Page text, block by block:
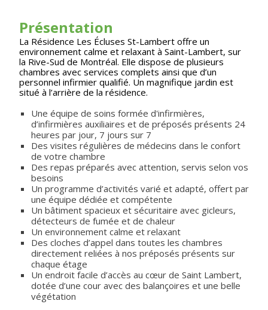
Présentation
La Résidence Les Écluses St-Lambert offre un
environnement calme et relaxant à Saint-Lambert, sur
la Rive-Sud de Montréal. Elle dispose de plusieurs
chambres avec services complets ainsi que d’un
personnel infirmier qualifié. Un magnifique jardin est
situé à l’arrière de la résidence.
Une équipe de soins formée d'infirmières,
d’infirmières auxiliaires et de préposés présents 24
heures par jour, 7 jours sur 7
Des visites régulières de médecins dans le confort
de votre chambre
Des repas préparés avec attention, servis selon vos
besoins
Un programme d’activités varié et adapté, offert par
une équipe dédiée et compétente
Un bâtiment spacieux et sécuritaire avec gicleurs,
détecteurs de fumée et de chaleur
Un environnement calme et relaxant
Des cloches d’appel dans toutes les chambres
directement reliées à nos préposés présents sur
chaque étage
Un endroit facile d’accès au cœur de Saint Lambert,
dotée d’une cour avec des balançoires et une belle
végétation